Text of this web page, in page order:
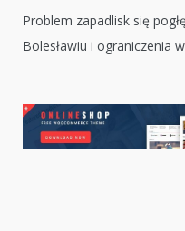
Problem zapadlisk się
Bolesławiu i ograniczenia